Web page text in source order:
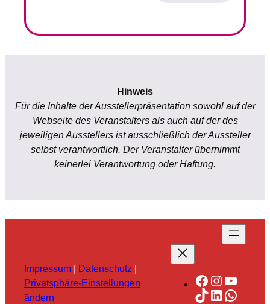
Hinweis
Für die Inhalte der Ausstellerpräsentation sowohl auf der
Webseite des Veranstalters als auch auf der des
jeweiligen Ausstellers ist ausschließlich der Aussteller
selbst verantwortlich. Der Veranstalter übernimmt
keinerlei Verantwortung oder Haftung.
Impressum Datenschutz
Privatsphäre-Einstellungen
ändern
Facebook
TikTok
LinkedIn